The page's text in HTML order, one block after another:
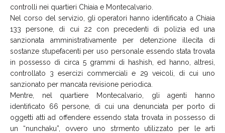
controlli nei quartieri Chiaia e Montecalvario.
Nel corso del servizio, gli operatori hanno identificato a Chiaia
133 persone, di cui 22 con precedenti di polizia ed una
sanzionata amministrativamente per detenzione illecita di
sostanze stupefacenti per uso personale essendo stata trovata
in possesso di circa 5 grammi di hashish, ed hanno, altresì,
controllato 3 esercizi commerciali e 29 veicoli, di cui uno
sanzionato per mancata revisione periodica.
Mentre, nel quartiere Montecalvario, gli agenti hanno
identificato 66 persone, di cui una denunciata per porto di
oggetti atti ad offendere essendo stata trovata in possesso di
un “nunchaku”, ovvero uno strmento utilizzato per le arti